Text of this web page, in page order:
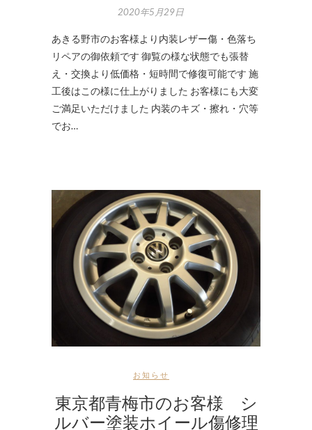
2020年5月29日
あきる野市のお客様より内装レザー傷・色落ち
リペアの御依頼です 御覧の様な状態でも張替
え・交換より低価格・短時間で修復可能です 施
工後はこの様に仕上がりました お客様にも大変
ご満足いただけました 内装のキズ・擦れ・穴等
でお…
お知らせ
東京都青梅市のお客様 シ
ルバー塗装ホイール傷修理